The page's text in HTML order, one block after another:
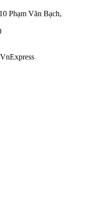
Phạm Văn Bạch,